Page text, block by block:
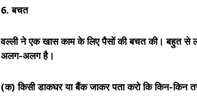
6. बचत
वल्ली ने एक खास काम के लिए पैसों की बचत की। बहुत
अलग-अलग है।
(क) किसी डाकघर या बैंक जाकर पता करो कि किन-किन